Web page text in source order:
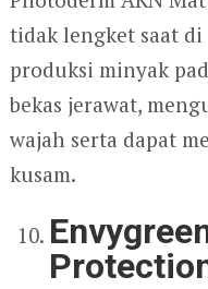
tidak lengket saat
produksi minyak
bekas jerawat,
wajah serta dapat
kusam.